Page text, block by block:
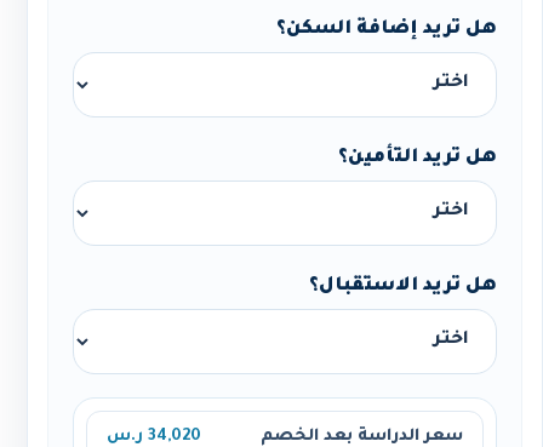
هل تريد إضافة السكن؟
هل تريد التأمين؟
هل تريد الاستقبال؟
سعر الدراسة بعد الخصم 34,020 ر.س